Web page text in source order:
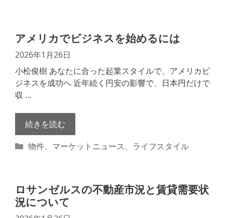
ー
アメリカでビジネスを始めるには
2026年1月26日
小松俊樹 あなたに合った起業スタイルで、アメリカビ
ジネスを成功へ 近年続く円安の影響で、日本円だけで
収 …
続きを読む
カ
ー
物件、 マーケットニュース、 ライフスタイル
ロサンゼルスの不動産市況と賃貸需要状
況について